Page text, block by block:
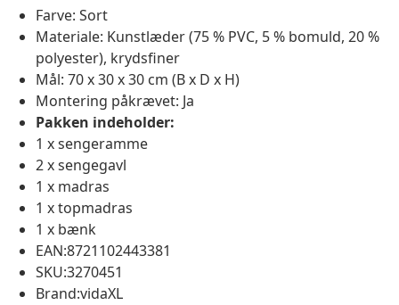
Farve: Sort
Materiale: Kunstlæder (75 % PVC, 5 % bomuld, 20 %
polyester), krydsfiner
Mål: 70 x 30 x 30 cm (B x D x H)
Montering påkrævet: Ja
Pakken indeholder:
1 x sengeramme
2 x sengegavl
1 x madras
1 x topmadras
1 x bænk
EAN:8721102443381
SKU:3270451
Brand:vidaXL